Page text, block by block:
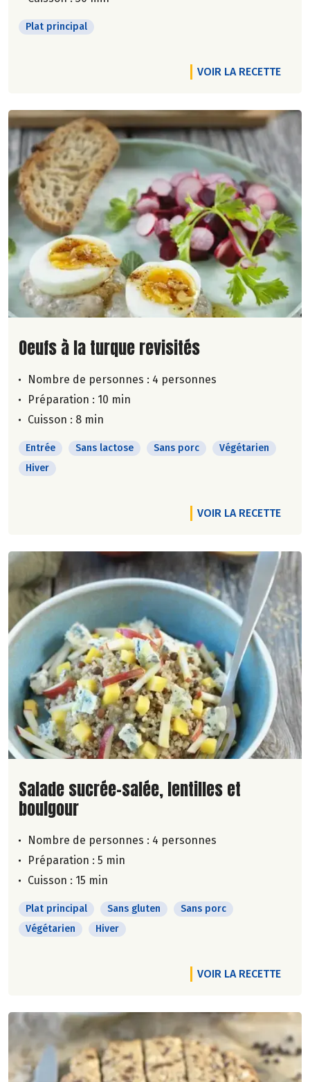
Plat principal
VOIR LA RECETTE
Lire la suite de la recette
Oeufs à la turque revisités
Nombre de personnes : 4 personnes
Préparation : 10 min
Cuisson : 8 min
Entrée Sans lactose Sans porc
Végétarien
Hiver
VOIR LA RECETTE
Lire la suite de la recette
Salade sucrée-salée, lentilles et
boulgour
Nombre de personnes : 4 personnes
Préparation : 5 min
Cuisson : 15 min
Plat principal Sans gluten
Sans porc
Végétarien
Hiver
VOIR LA RECETTE